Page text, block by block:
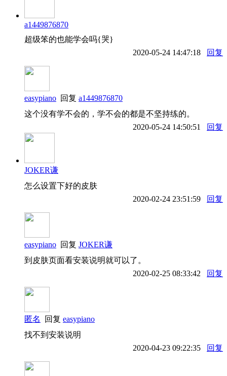
a1449876870
超级笨的也能学会吗{哭}
2020-05-24 14:47:18
回复
easypiano 回复 a1449876870
这个没有学不会的，学不会的都是不坚持练的。
2020-05-24 14:50:51
回复
JOKER谦
怎么设置下好的皮肤
2020-02-24 23:51:59
回复
easypiano 回复 JOKER谦
到皮肤页面看安装说明就可以了。
2020-02-25 08:33:42
回复
匿名 回复 easypiano
找不到安装说明
2020-04-23 09:22:35
回复